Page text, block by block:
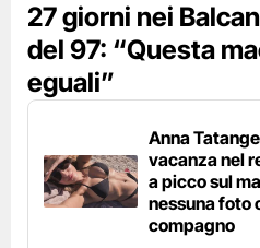
27 giorni nei
del 97: “Questa
eguali”
Anna
vacanza nel
a picco sul
nessuna foto
compagno